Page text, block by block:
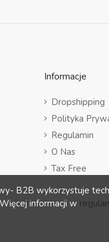
Informacje
Dropshipping
Polityka
Regulamin
O Nas
Tax Free
B2B wykorzystuje
informacji w